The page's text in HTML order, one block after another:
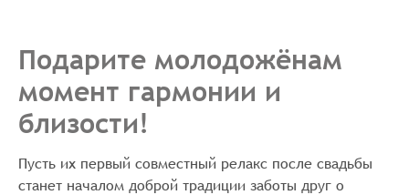
Подарите молодожёнам
момент гармонии и
близости!
Пусть их первый совместный релакс после свадьбы
станет началом доброй традиции заботы друг о